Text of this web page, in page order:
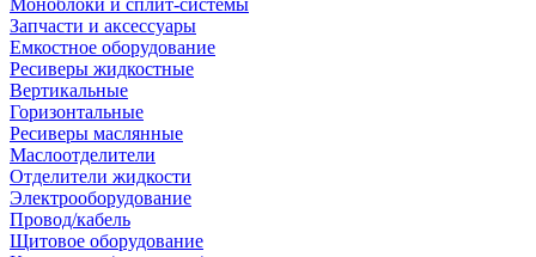
Моноблоки и сплит-системы
Запчасти и аксессуары
Емкостное оборудование
Ресиверы жидкостные
Вертикальные
Горизонтальные
Ресиверы маслянные
Маслоотделители
Отделители жидкости
Электрооборудование
Провод/кабель
Щитовое оборудование